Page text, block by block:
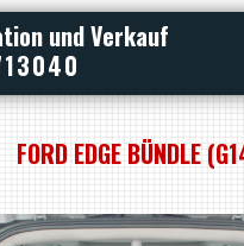
und Verkauf
FORD EDGE BÜNDLE